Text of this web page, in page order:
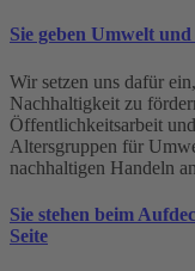
Sie geben Umwelt
Wir setzen uns dafür
Nachhaltigkeit zu
Öffentlichkeitsarbeit
Altersgruppen für
nachhaltigen Handeln
Sie stehen beim
Seite